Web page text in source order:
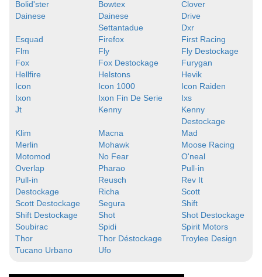
Bolid'ster
Bowtex
Clover
Dainese
Dainese
Settantadue
Drive
Dxr
Esquad
Firefox
First Racing
Flm
Fly
Fly Destockage
Fox
Fox Destockage
Furygan
Hellfire
Helstons
Hevik
Icon
Icon 1000
Icon Raiden
Ixon
Ixon Fin De Serie
Ixs
Jt
Kenny
Kenny
Destockage
Klim
Macna
Mad
Merlin
Mohawk
Moose Racing
Motomod
No Fear
O'neal
Overlap
Pharao
Pull-in
Pull-in
Destockage
Reusch
Rev It
Richa
Scott
Scott Destockage
Segura
Shift
Shift Destockage
Shot
Shot Destockage
Soubirac
Spidi
Spirit Motors
Thor
Thor Déstockage
Troylee Design
Tucano Urbano
Ufo